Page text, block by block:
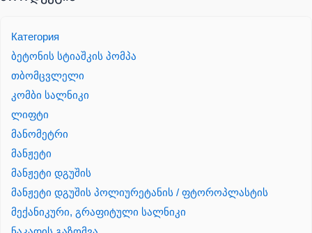
Категория
ბეტონის სტიაშკის პომპა
თბომცვლელი
კომბი სალნიკი
ლიფტი
მანომეტრი
მანჟეტი
მანჟეტი დგუშის
მანჟეტი დგუშის პოლიურეტანის / ფტოროპლასტის
მექანიკური, გრაფიტული სალნიკი